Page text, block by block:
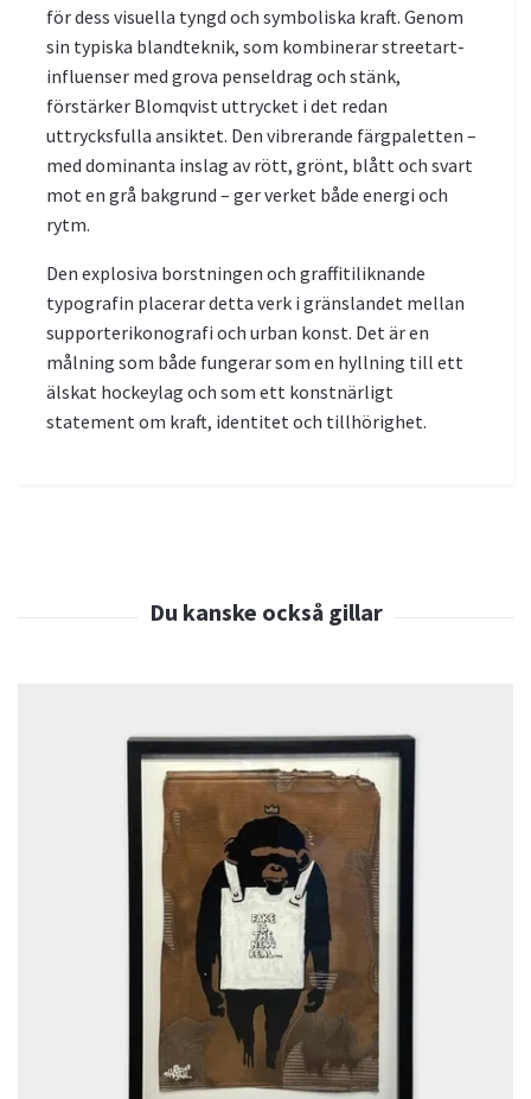
för dess visuella tyngd och symboliska kraft. Genom
sin typiska blandteknik, som kombinerar streetart-
influenser med grova penseldrag och stänk,
förstärker Blomqvist uttrycket i det redan
uttrycksfulla ansiktet. Den vibrerande färgpaletten –
med dominanta inslag av rött, grönt, blått och svart
mot en grå bakgrund – ger verket både energi och
rytm.
Den explosiva borstningen och graffitiliknande
typografin placerar detta verk i gränslandet mellan
supporterikonografi och urban konst. Det är en
målning som både fungerar som en hyllning till ett
älskat hockeylag och som ett konstnärligt
statement om kraft, identitet och tillhörighet.